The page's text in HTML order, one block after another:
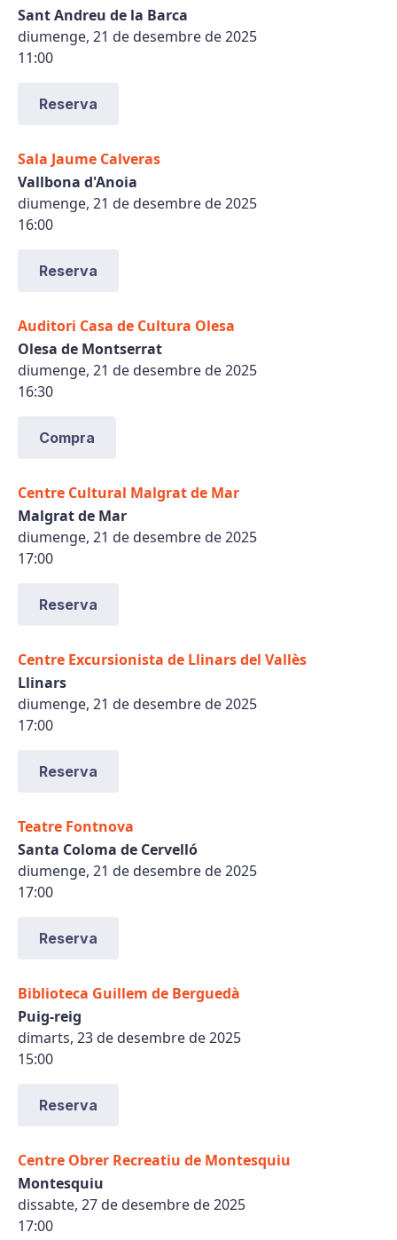
Sant Andreu de la Barca
diumenge, 21 de desembre de 2025
11:00
Reserva
Sala Jaume Calveras
Vallbona d'Anoia
diumenge, 21 de desembre de 2025
16:00
Reserva
Auditori Casa de Cultura Olesa
Olesa de Montserrat
diumenge, 21 de desembre de 2025
16:30
Compra
Centre Cultural Malgrat de Mar
Malgrat de Mar
diumenge, 21 de desembre de 2025
17:00
Reserva
Centre Excursionista de Llinars del Vallès
Llinars
diumenge, 21 de desembre de 2025
17:00
Reserva
Teatre Fontnova
Santa Coloma de Cervelló
diumenge, 21 de desembre de 2025
17:00
Reserva
Biblioteca Guillem de Berguedà
Puig-reig
dimarts, 23 de desembre de 2025
15:00
Reserva
Centre Obrer Recreatiu de Montesquiu
Montesquiu
dissabte, 27 de desembre de 2025
17:00